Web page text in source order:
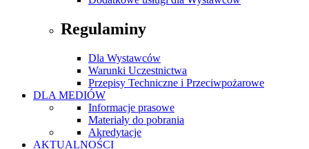
Regulaminy
Dla Wystawców
Warunki Uczestnictwa
Przepisy Techniczne i Przeciwpożarowe
DLA MEDIÓW
Informacje prasowe
Materiały do pobrania
Akredytacje
AKTUALNOŚCI